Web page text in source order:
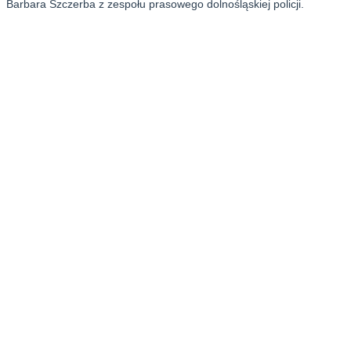
Barbara Szczerba z zespołu prasowego dolnośląskiej policji.